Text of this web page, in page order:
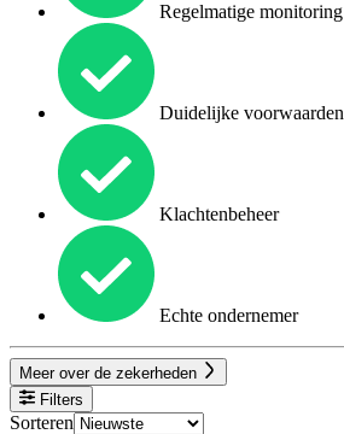
Regelmatige monitoring
Duidelijke voorwaarden
Klachtenbeheer
Echte ondernemer
Meer over de zekerheden
Filters
Sorteren